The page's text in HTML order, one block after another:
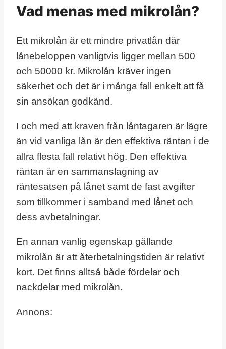
Vad menas med mikrolån?
Ett mikrolån är ett mindre privatlån där
lånebeloppen vanligtvis ligger mellan 500
och 50000 kr. Mikrolån kräver ingen
säkerhet och det är i många fall enkelt att få
sin ansökan godkänd.
I och med att kraven från låntagaren är lägre
än vid vanliga lån är den effektiva räntan i de
allra flesta fall relativt hög. Den effektiva
räntan är en sammanslagning av
räntesatsen på lånet samt de fast avgifter
som tillkommer i samband med lånet och
dess avbetalningar.
En annan vanlig egenskap gällande
mikrolån är att återbetalningstiden är relativt
kort. Det finns alltså både fördelar och
nackdelar med mikrolån.
Annons: